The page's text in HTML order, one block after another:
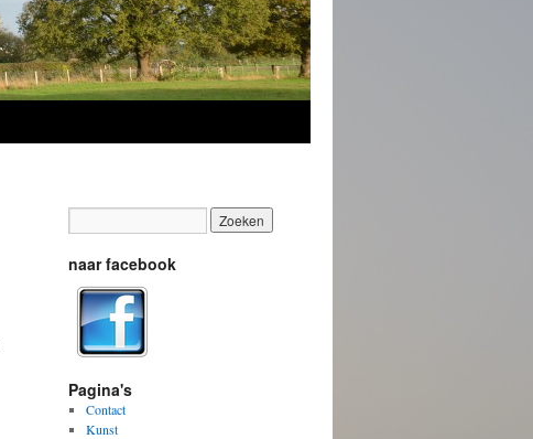
naar facebook
Pagina's
Contact
Kunst